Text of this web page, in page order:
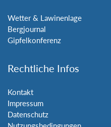
Wetter & Lawinenlage
Bergjournal
Gipfelkonferenz
Rechtliche Infos
Kontakt
Impressum
Datenschutz